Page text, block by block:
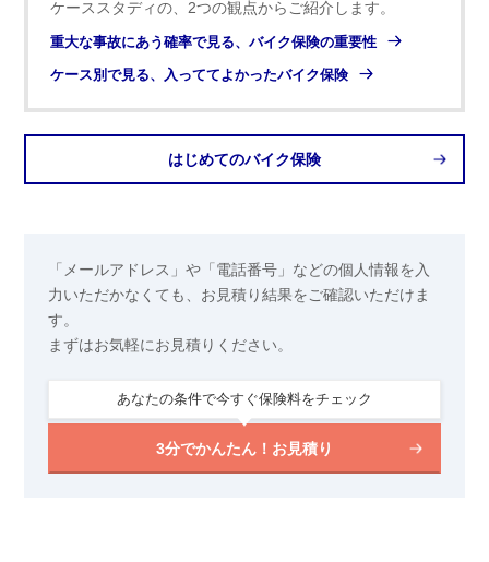
ケーススタディの、2つの観点からご紹介します。
重大な事故にあう確率で見る、バイク保険の重要性
ケース別で見る、入っててよかったバイク保険
はじめてのバイク保険
「メールアドレス」や「電話番号」などの個人情報を入
力いただかなくても、お見積り結果をご確認いただけま
す。
まずはお気軽にお見積りください。
3分でかんたん！お見積り
あなたの条件で今すぐ保険料をチェック